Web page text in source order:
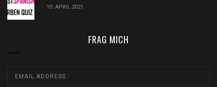
10. APRIL 2021
FRAG MICH